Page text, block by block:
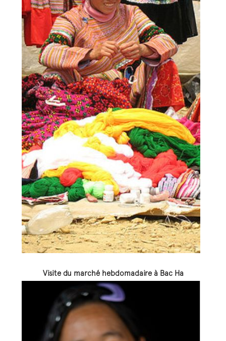
Visite du marché hebdomadaire à Bac Ha